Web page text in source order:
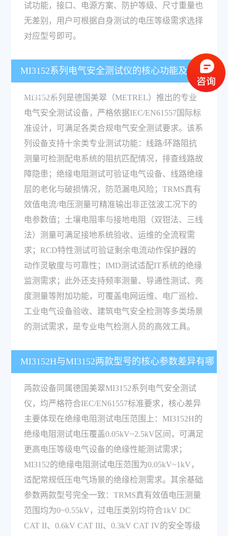
试功能，接口、电源方案、防护等级、尺寸重量也
无差别，用户可根据自身测试的电压等级需求选择
对应型号即可。
MI3152系列电气安全测试仪的核心功能及合规性
表现如何？
MI3152系列是德国美翠（METREL）推出的专业
电气安全测试设备，严格依据IEC/EN61557国际标
准设计，可满足各类合规电气安全测试要求。该系
列设备支持十余类专业测试功能：线路/环路阻抗
测量可检测配电系统的阻抗匹配情况，排查线路故
障隐患；绝缘电阻测试可验证电气设备、线路绝缘
层的老化与破损情况，防范漏电风险；TRMS真有
效值电流/电压测量可精准输出非正弦波工况下的
电参数值；土壤电阻率与接地电阻（双钳法、三线
法）测量可满足接地系统验收、运维的全流程需
求；RCD特性测试可验证剩余电流动作保护器的
动作灵敏度与可靠性；IMD测试适配IT系统的绝缘
监测需求；此外还支持频率测量、导通性测试、亮
度测量等附加功能，可覆盖电网运维、电厂巡检、
工业电气设备验收、建筑电气安全检测等多类场景
的测试需求，是专业电气检测人员的高效工具。
MI3152H与MI3152两款型号的核心参数差异有哪
些？
两款设备同属德国美翠MI3152系列电气安全测试
仪，均严格符合IEC/EN61557标准要求，核心差异
主要体现在绝缘电阻测试电压范围上：MI3152H的
绝缘电阻测试电压覆盖0.05kV~2.5kV区间，可满足
更高电压等级电气设备的绝缘性能测试需求；
MI3152的绝缘电阻测试电压范围为0.05kV~1kV，
适配常规低压电气场景的绝缘检测需求。其余基础
参数两款型号完全一致：TRMS真有效值电压测量
范围均为0~0.55kV，过电压类别均符合1kV DC
CAT II、0.6kV CAT III、0.3kV CAT IV的安全等级